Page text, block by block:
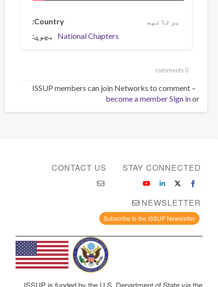
Country
برتانیه
بچوي
National Chapters
0 comments
ISSUP members can join Networks to comment –
Sign inor
become a member
CONTACT US STAY CONNECTED
NEWSLETTER
Subscribe to the ISSUP Newsletter
ISSUP is funded by the U.S. Department of State via the